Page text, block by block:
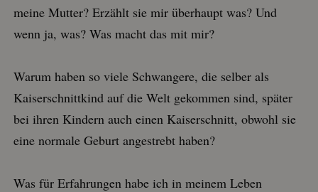
meine Mutter? Erzählt sie mir überhaupt was? Und
wenn ja, was? Was macht das mit mir?
Warum haben so viele Schwangere, die selber als
Kaiserschnittkind auf die Welt gekommen sind, später
bei ihren Kindern auch einen Kaiserschnitt, obwohl sie
eine normale Geburt angestrebt haben?
Was für Erfahrungen habe ich in meinem Leben